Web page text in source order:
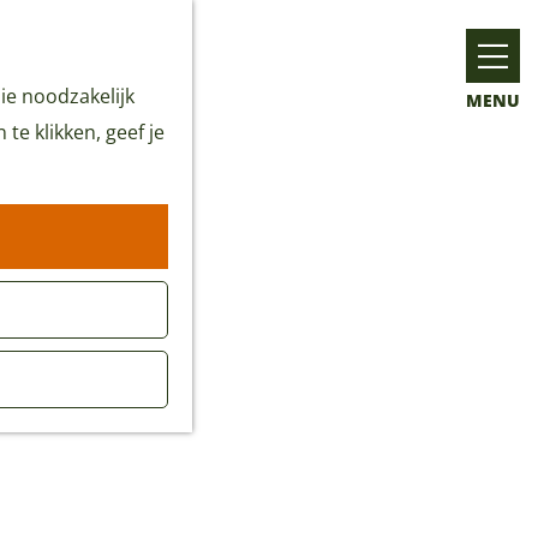
noodzakelijk
klikken, geef je
MENU